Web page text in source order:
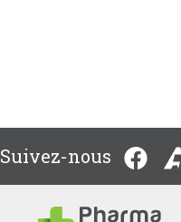
Suivez-nous